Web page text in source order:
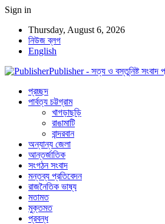
Sign in
Thursday, August 6, 2026
নিউজ ব্লগ
English
Publisher - সত্য ও বস্তুনিষ্ট সংবাদ
প্রচ্ছদ
পার্বত্য চট্টগ্রাম
খাগড়াছড়ি
রাঙামাটি
বান্দরবান
অন্যান্য জেলা
আন্তর্জাতিক
সংগঠন সংবাদ
মন্তব্য প্রতিবেদন
রাজনৈতিক ভাষ্য
মতামত
মুক্তমত
প্রবন্ধ